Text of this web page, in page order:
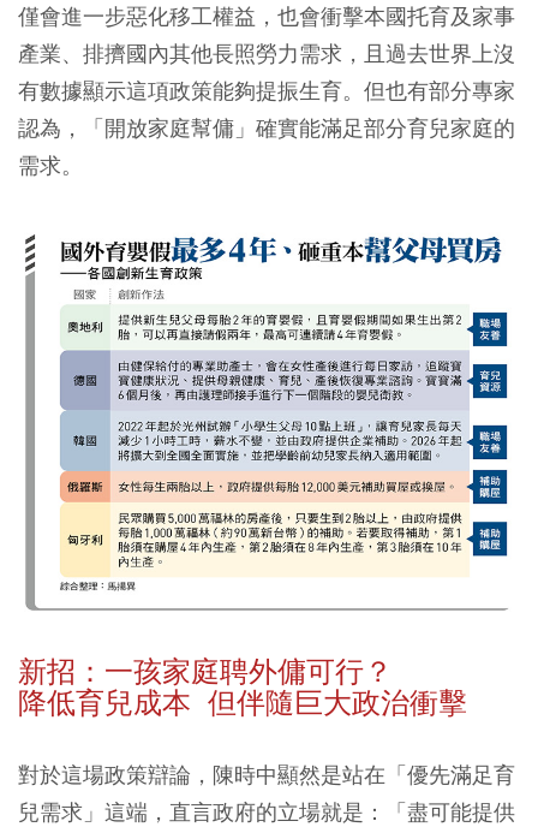
僅會進一步惡化移工權益，也會衝擊本國托育及家事
產業、排擠國內其他長照勞力需求，且過去世界上沒
有數據顯示這項政策能夠提振生育。但也有部分專家
認為，「開放家庭幫傭」確實能滿足部分育兒家庭的
需求。
新招：一孩家庭聘外傭可行？
降低育兒成本 但伴隨巨大政治衝擊
對於這場政策辯論，陳時中顯然是站在「優先滿足育
兒需求」這端，直言政府的立場就是：「盡可能提供